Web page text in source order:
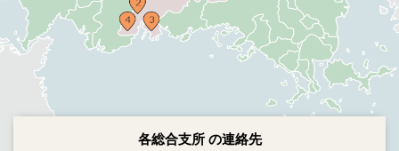
各総合支所 の連絡先